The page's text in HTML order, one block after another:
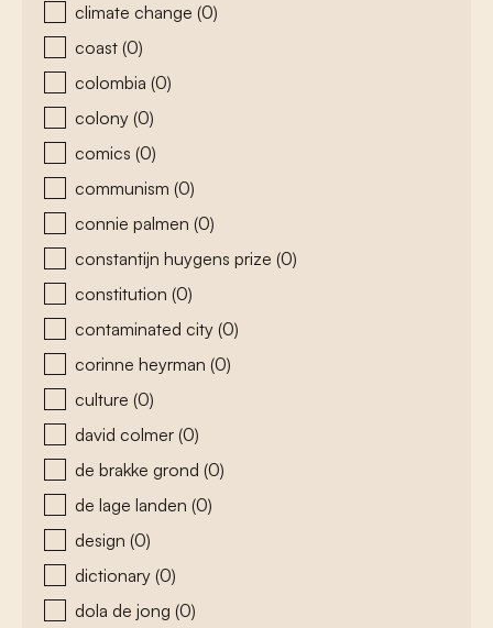
climate change (0)
coast (0)
colombia (0)
colony (0)
comics (0)
communism (0)
connie palmen (0)
constantijn huygens prize (0)
constitution (0)
contaminated city (0)
corinne heyrman (0)
culture (0)
david colmer (0)
de brakke grond (0)
de lage landen (0)
design (0)
dictionary (0)
dola de jong (0)